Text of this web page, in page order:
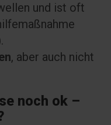
und ist oft
, aber auch nicht
noch ok –